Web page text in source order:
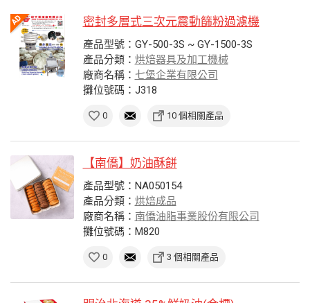
密封多層式三次元震動篩粉過濾機
產品型號：GY-500-3S ~ GY-1500-3S
產品分類： 烘焙器具及加工機械
廠商名稱： 七堡企業有限公司
攤位號碼：J318
0 10 個相關產品
【南僑】奶油酥餅
產品型號：NA050154
產品分類： 烘焙成品
廠商名稱： 南僑油脂事業股份有限公司
攤位號碼：M820
0 3 個相關產品